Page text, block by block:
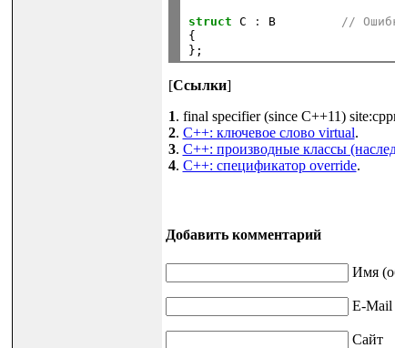
struct C : B
//
{
[Ссылки]
1. final specifier (since C++11)
2. C++: ключевое слово virtual.
3. C++: производные классы
4. C++: спецификатор override.
Добавить комментарий
Имя
E-Mail
Сайт